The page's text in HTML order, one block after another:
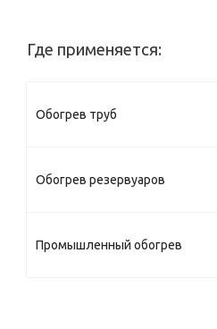
Где применяется:
Обогрев труб
Обогрев резервуаров
Промышленный обогрев